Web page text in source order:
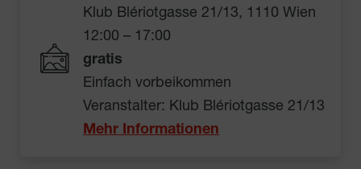
Klub Blériotgasse 21/13, 1110 Wien
12:00 – 17:00
gratis
Einfach vorbeikommen
Veranstalter: Klub Blériotgasse 21/13
Mehr Informationen